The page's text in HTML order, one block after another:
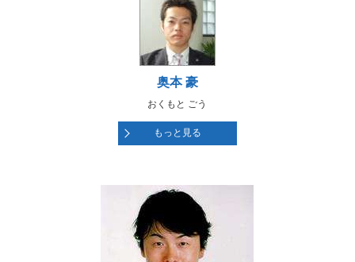
奥本 豪
おくもと ごう
もっと見る